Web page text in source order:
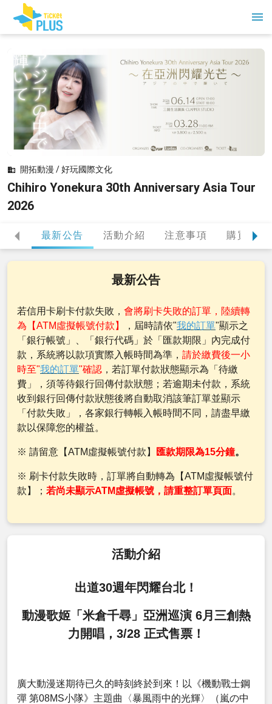
開拓動漫 / 好玩國際文化
Chihiro Yonekura 30th Anniversary Asia Tour
2026
最新公告 活動介紹 注意事項 購買提醒
最新公告
若信用卡刷卡付款失敗， 會將刷卡失敗的訂單，陸續轉
為【ATM虛擬帳號付款】
，屆時請依"我的訂單"顯示之
「銀行帳號」、「銀行代碼」於「匯款期限」內完成付
款，系統將以款項實際入帳時間為準， 請於繳費後一小
時至"我的訂單"確認 ，若訂單付款狀態顯示為「待繳
費」，須等待銀行回傳付款狀態；若逾期未付款，系統
收到銀行回傳付款狀態後將自動取消該筆訂單並顯示
「付款失敗」，各家銀行轉帳入帳時間不同，請盡早繳
款以保障您的權益。
※ 請留意【ATM虛擬帳號付款】 匯款期限為15分鐘。
※ 刷卡付款失敗時，訂單將自動轉為【ATM虛擬帳號付
款】； 若尚未顯示ATM虛擬帳號，請重整訂單頁面。
活動介紹
出道30週年閃耀台北！
動漫歌姬「米倉千尋」亞洲巡演 6月三創熱
力開唱，3/28 正式售票！
廣大動漫迷期待已久的時刻終於到來！以《機動戰士鋼
彈 第08MS小隊》主題曲〈暴風雨中的光輝〉（嵐の中